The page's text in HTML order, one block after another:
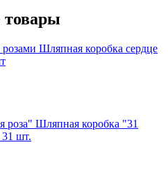
товары
Шляпная коробка сердце
Шляпная коробка "31
31 шт.